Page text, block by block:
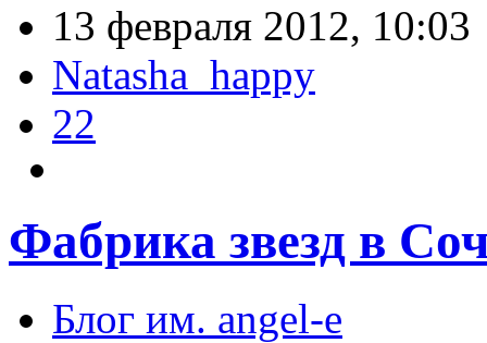
13 февраля 2012, 10:03
Natasha_happy
22
Фабрика звезд в
Блог им. angel-e